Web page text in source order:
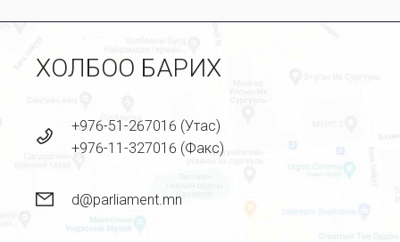
ХОЛБОО БАРИХ
+976-51-267016 (Утас)
+976-11-327016 (Факс)
d@parliament.mn